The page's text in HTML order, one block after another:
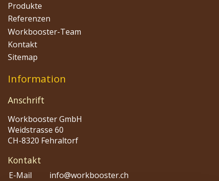
Produkte
Referenzen
Workbooster-Team
Kontakt
Sitemap
Information
Anschrift
Workbooster GmbH
Weidstrasse 60
CH-8320 Fehraltorf
Kontakt
E-Mail info@workbooster.ch